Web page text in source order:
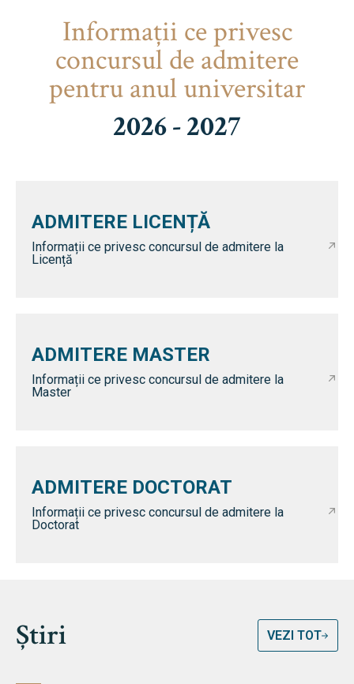
Informaţii ce privesc
concursul de admitere
pentru anul universitar
2026 - 2027
ADMITERE LICENȚĂ
Informații ce privesc concursul de admitere la
Licență
ADMITERE MASTER
Informații ce privesc concursul de admitere la
Master
ADMITERE DOCTORAT
Informații ce privesc concursul de admitere la
Doctorat
Știri VEZI TOT